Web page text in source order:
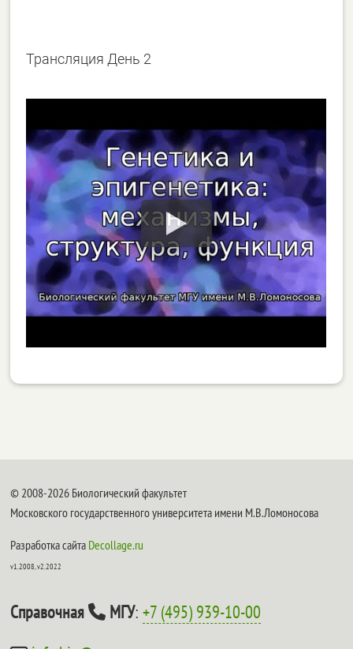
Трансляция День 2
© 2008-2026 Биологический факультет
Московского государственного университета имени М.В.Ломоносова
Разработка сайта Decollage.ru
v1.2008, v2.2022
Справочная МГУ:+7 (495) 939-10-00